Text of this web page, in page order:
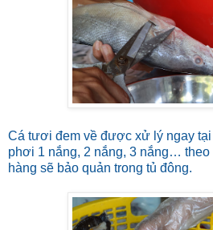
Cá tươi đem về được xử lý ngay
phơi 1 nắng, 2 nắng, 3 nắng… theo
hàng sẽ bảo quản trong tủ đông.